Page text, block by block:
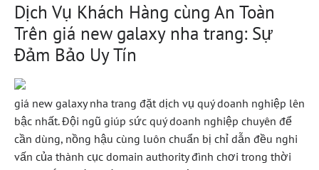
Dịch Vụ Khách Hàng cùng An Toàn
Trên giá new galaxy nha trang: Sự
Đảm Bảo Uy Tín
giá new galaxy nha trang đặt dịch vụ quý doanh nghiệp lên
bậc nhất. Đội ngũ giúp sức quý doanh nghiệp chuyên để
cần dùng, nồng hậu cùng luôn chuẩn bị chỉ dẫn đều nghi
vấn của thành cục domain authority đình chơi trong thời